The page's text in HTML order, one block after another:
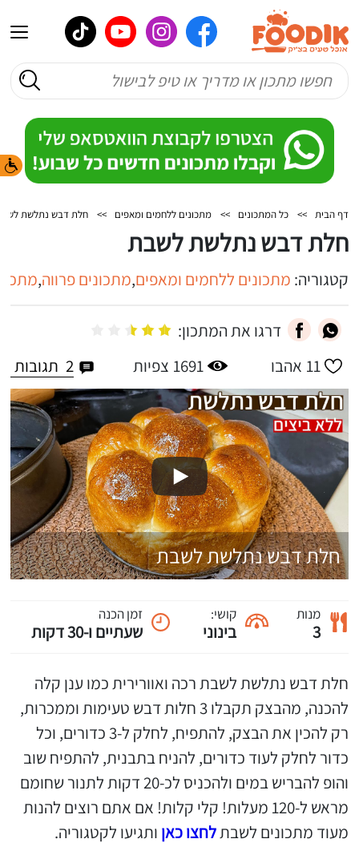
דף הבית >> כל המתכונים >> מתכונים ללחמים ומאפים >> חלת דבש נתלשת
חלת דבש נתלשת לשבת
קטגוריה: מתכונים ללחמים ומאפים,מתכונים פרווה,
דרגו את המתכון:
11 אהבו 1691 צפיות 2 תגובות
חלת דבש נתלשת לשבת
מנות
3
קושי:
בינוני
זמן הכנה
שעתיים ו-30 דקות
חלת דבש נתלשת לשבת רכה ואוורירית כמו ענן קלה
להכנה, מהבצק תקבלו 3 חלות דבש טעימות וממכרות,
רק להכין את הבצק, להתפיח, לחלק ל-3 כדורים, וכל
כדור לחלק לעוד כדורים, להניח בתבנית, להתפיח שוב
והופ להבריש במים ולהכניס לכ-20 דקות לתנור שחומם
מראש ל-120 מעלות! קלי קלות! אם אתם רוצים להנות
מעוד מתכונים לשבתלחצו כאן ותגיעו לקטגוריה.